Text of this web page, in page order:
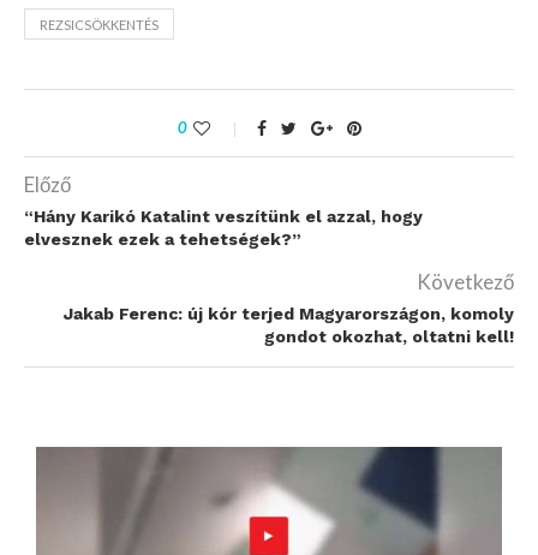
REZSICSÖKKENTÉS
0
Előző
“Hány Karikó Katalint veszítünk el azzal, hogy
elvesznek ezek a tehetségek?”
Következő
Jakab Ferenc: új kór terjed Magyarországon, komoly
gondot okozhat, oltatni kell!